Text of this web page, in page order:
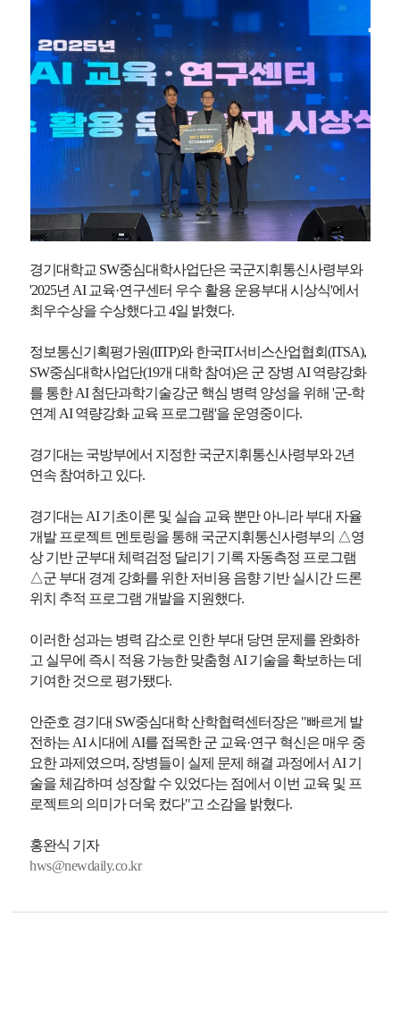
경기대학교 SW중심대학사업단은 국군지휘통신사령부와
'2025년 AI 교육·연구센터 우수 활용 운용부대 시상식'에서
최우수상을 수상했다고 4일 밝혔다.
정보통신기획평가원(IITP)와 한국IT서비스산업협회(ITSA),
SW중심대학사업단(19개 대학 참여)은 군 장병 AI 역량강화
를 통한 AI 첨단과학기술강군 핵심 병력 양성을 위해 '군-학
연계 AI 역량강화 교육 프로그램'을 운영중이다.
경기대는 국방부에서 지정한 국군지휘통신사령부와 2년
연속 참여하고 있다.
경기대는 AI 기초이론 및 실습 교육 뿐만 아니라 부대 자율
개발 프로젝트 멘토링을 통해 국군지휘통신사령부의 △영
상 기반 군부대 체력검정 달리기 기록 자동측정 프로그램
△군 부대 경계 강화를 위한 저비용 음향 기반 실시간 드론
위치 추적 프로그램 개발을 지원했다.
이러한 성과는 병력 감소로 인한 부대 당면 문제를 완화하
고 실무에 즉시 적용 가능한 맞춤형 AI 기술을 확보하는 데
기여한 것으로 평가됐다.
안준호 경기대 SW중심대학 산학협력센터장은 "빠르게 발
전하는 AI 시대에 AI를 접목한 군 교육·연구 혁신은 매우 중
요한 과제였으며, 장병들이 실제 문제 해결 과정에서 AI 기
술을 체감하며 성장할 수 있었다는 점에서 이번 교육 및 프
로젝트의 의미가 더욱 컸다"고 소감을 밝혔다.
홍완식 기자
hws@newdaily.co.kr